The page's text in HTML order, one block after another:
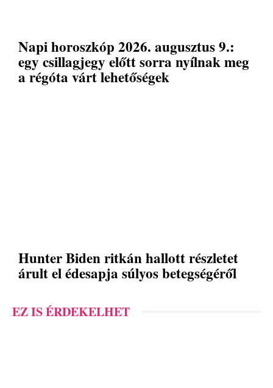
Napi horoszkóp 2026. augusztus 9.:
egy csillagjegy előtt sorra nyílnak meg
a régóta várt lehetőségek
Hunter Biden ritkán hallott részletet
árult el édesapja súlyos betegségéről
EZ IS ÉRDEKELHET